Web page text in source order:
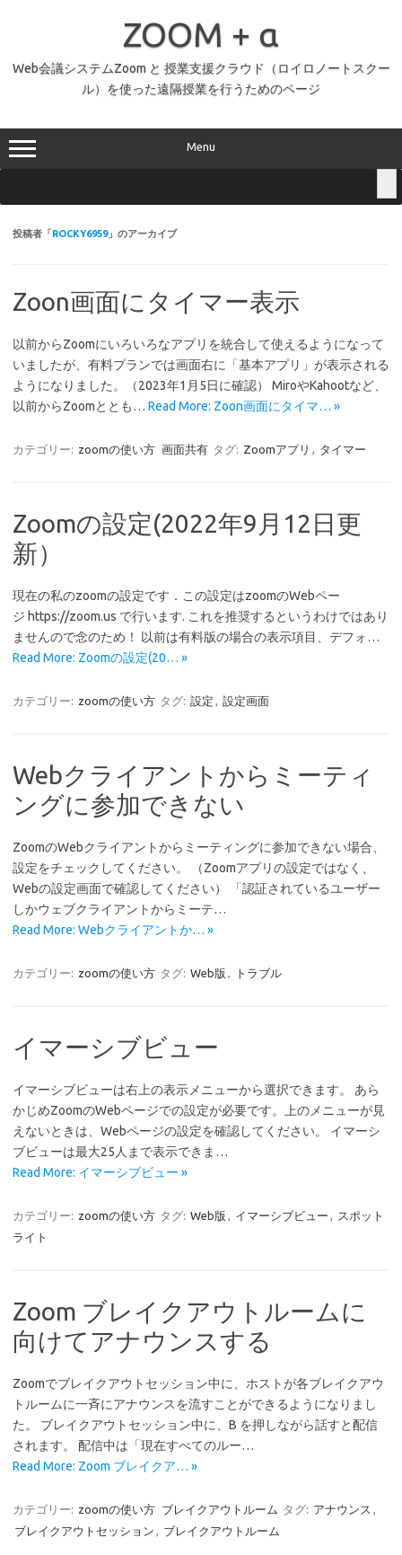
ZOOM + α
Web会議システムZoom と 授業支援クラウド（ロイロノートスクー
ル）を使った遠隔授業を行うためのページ
Menu
投稿者「ROCKY6959」のアーカイブ
Zoon画面にタイマー表示
以前からZoomにいろいろなアプリを統合して使えるようになって
いましたが、有料プランでは画面右に「基本アプリ」が表示される
ようになりました。（2023年1月5日に確認） MiroやKahootなど、
以前からZoomととも… Read More: Zoon画面にタイマ… »
カテゴリー: zoomの使い方 画面共有 タグ: Zoomアプリ , タイマー
Zoomの設定(2022年9月12日更
新）
現在の私のzoomの設定です．この設定はzoomのWebペー
ジ https://zoom.us で行います. これを推奨するというわけではあり
ませんので念のため！ 以前は有料版の場合の表示項目、デフォ…
Read More: Zoomの設定(20… »
カテゴリー: zoomの使い方 タグ: 設定 , 設定画面
Webクライアントからミーティ
ングに参加できない
ZoomのWebクライアントからミーティングに参加できない場合、
設定をチェックしてください。 （Zoomアプリの設定ではなく、
Webの設定画面で確認してください） 「認証されているユーザー
しかウェブクライアントからミーテ…
Read More: Webクライアントか… »
カテゴリー: zoomの使い方 タグ: Web版 , トラブル
イマーシブビュー
イマーシブビューは右上の表示メニューから選択できます。 あら
かじめZoomのWebページでの設定が必要です。上のメニューが見
えないときは、Webページの設定を確認してください。 イマーシ
ブビューは最大25人まで表示できま…
Read More: イマーシブビュー »
カテゴリー: zoomの使い方 タグ: Web版 , イマーシブビュー , スポット
ライト
Zoom ブレイクアウトルームに
向けてアナウンスする
Zoomでブレイクアウトセッション中に、ホストが各ブレイクアウ
トルームに一斉にアナウンスを流すことができるようになりまし
た。 ブレイクアウトセッション中に、B を押しながら話すと配信
されます。 配信中は「現在すべてのルー…
Read More: Zoom ブレイクア… »
カテゴリー: zoomの使い方 ブレイクアウトルーム タグ: アナウンス ,
ブレイクアウトセッション , ブレイクアウトルーム